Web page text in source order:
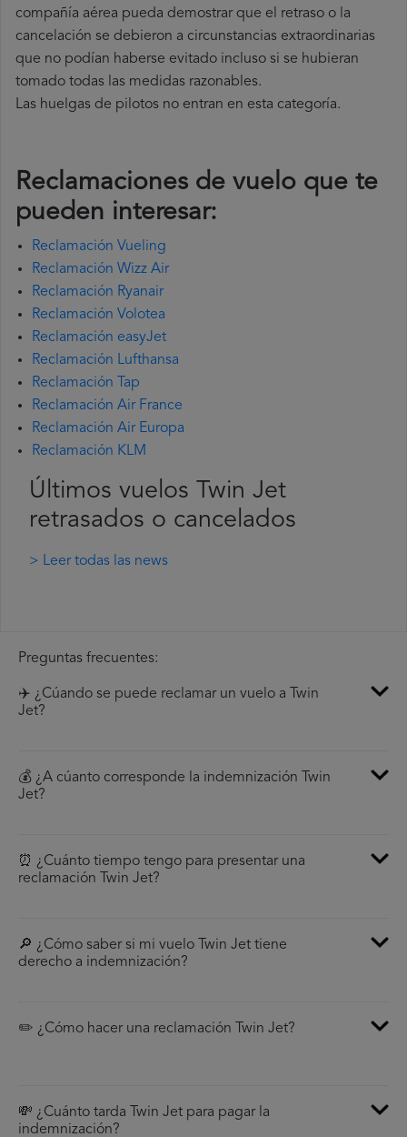
compañía aérea pueda demostrar que el retraso o la
cancelación se debieron a circunstancias extraordinarias
que no podían haberse evitado incluso si se hubieran
tomado todas las medidas razonables.
Las huelgas de pilotos no entran en esta categoría.
Reclamaciones de vuelo que te
pueden interesar:
Reclamación Vueling
Reclamación Wizz Air
Reclamación Ryanair
Reclamación Volotea
Reclamación easyJet
Reclamación Lufthansa
Reclamación Tap
Reclamación Air France
Reclamación Air Europa
Reclamación KLM
Últimos vuelos Twin Jet
retrasados o cancelados
> Leer todas las news
Preguntas frecuentes:
✈️ ¿Cúando se puede reclamar un vuelo a Twin
Jet?
💰 ¿A cúanto corresponde la indemnización Twin
Jet?
⏰ ¿Cuánto tiempo tengo para presentar una
reclamación Twin Jet?
🔎 ¿Cómo saber si mi vuelo Twin Jet tiene
derecho a indemnización?
✏️ ¿Cómo hacer una reclamación Twin Jet?
💸 ¿Cuánto tarda Twin Jet para pagar la
indemnización?